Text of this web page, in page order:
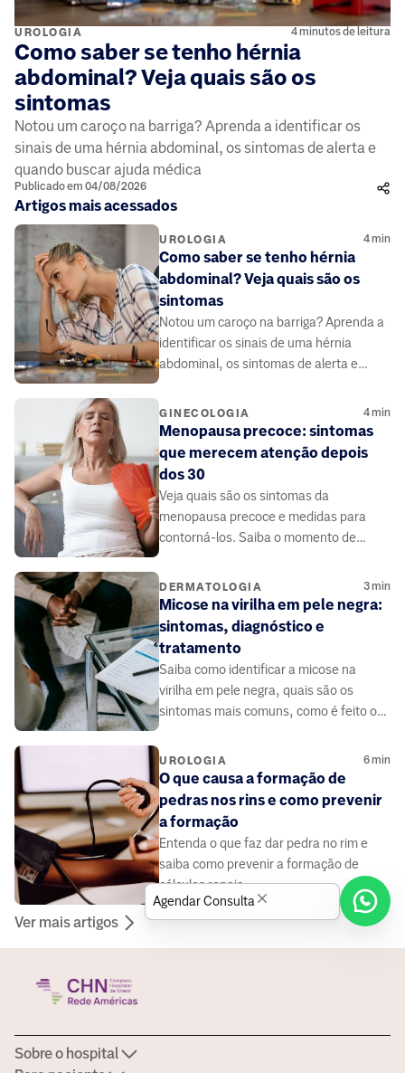
UROLOGIA 4 minutos de leitura
Como saber se tenho hérnia
abdominal? Veja quais são os
sintomas
Notou um caroço na barriga? Aprenda a identificar os
sinais de uma hérnia abdominal, os sintomas de alerta e
quando buscar ajuda médica
Publicado em 04/08/2026
Artigos mais acessados
UROLOGIA 4min
Como saber se tenho hérnia
abdominal? Veja quais são os
sintomas
Notou um caroço na barriga? Aprenda a
identificar os sinais de uma hérnia
abdominal, os sintomas de alerta e
GINECOLOGIA 4min
Menopausa precoce: sintomas
que merecem atenção depois
dos 30
Veja quais são os sintomas da
menopausa precoce e medidas para
contorná-los. Saiba o momento de
DERMATOLOGIA 3min
Micose na virilha em pele negra:
sintomas, diagnóstico e
tratamento
Saiba como identificar a micose na
virilha em pele negra, quais são os
sintomas mais comuns, como é feito o
UROLOGIA 6min
O que causa a formação de
pedras nos rins e como prevenir
a formação
Entenda o que faz dar pedra no rim e
saiba como prevenir a formação de
cálculos renais.
Ver mais artigos
Sobre o hospital
Agendar Consulta